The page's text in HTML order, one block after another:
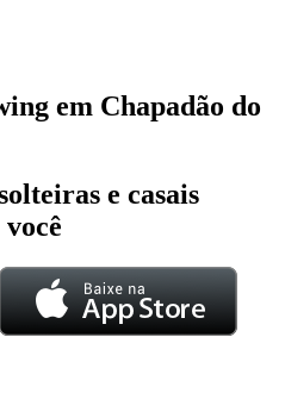
em Chapadão do
e casais